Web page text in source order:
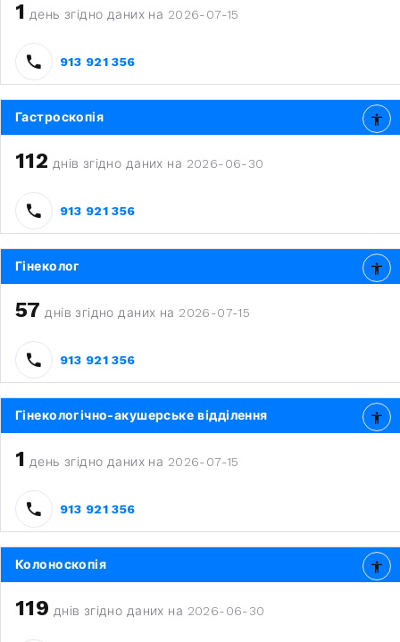
1 день згідно даних на 2026-07-15
913 921 356
Гастроскопія
112 днів згідно даних на 2026-06-30
913 921 356
Гінеколог
57 днів згідно даних на 2026-07-15
913 921 356
Гінекологічно-акушерське відділення
1 день згідно даних на 2026-07-15
913 921 356
Колоноскопія
119 днів згідно даних на 2026-06-30